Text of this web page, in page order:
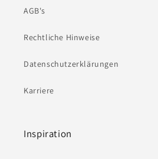
AGB's
Rechtliche Hinweise
Datenschutzerklärungen
Karriere
Inspiration